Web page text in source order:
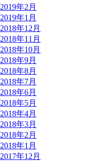
2019年2月
2019年1月
2018年12月
2018年11月
2018年10月
2018年9月
2018年8月
2018年7月
2018年6月
2018年5月
2018年4月
2018年3月
2018年2月
2018年1月
2017年12月